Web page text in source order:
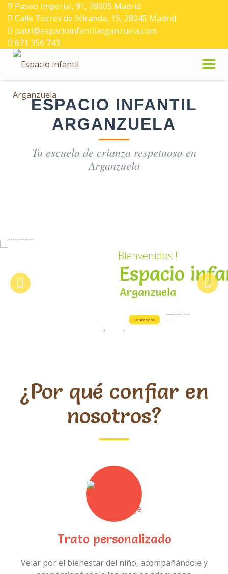
Skip
content
Paseo Imperial, 91, 28005 Madrid
Calle Torres de Miranda, 15, 28045 Madrid
patri@espacioinfantilarganzuela.com
671 356 743
ESPACIO INFANTIL
ARGANZUELA
Tu escuela de crianza respetuosa en
Arganzuela
Bienvenidos!!!
Espacio infa
Arganzuela
Conócenos
¿Por qué confiar en
nosotros?
Trato personalizado
Velar por el bienestar del niño, acompañándole y